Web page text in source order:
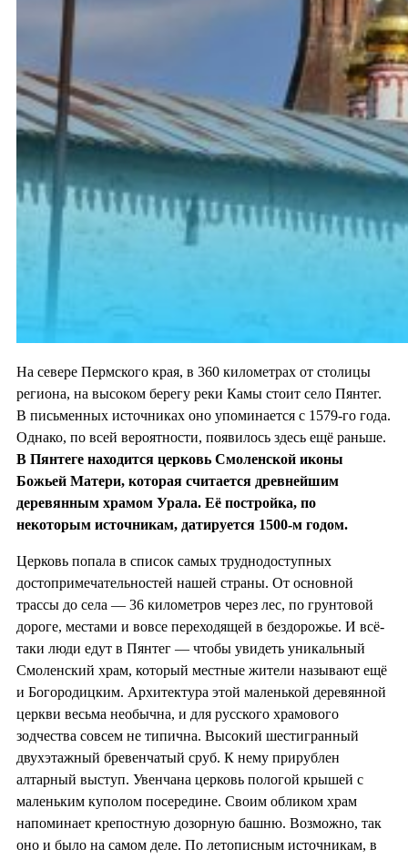
На севере Пермского края, в 360 километрах от столицы
региона, на высоком берегу реки Камы стоит село Пянтег.
В письменных источниках оно упоминается с 1579-го года.
Однако, по всей вероятности, появилось здесь ещё раньше.
В Пянтеге находится церковь Смоленской иконы
Божьей Матери, которая считается древнейшим
деревянным храмом Урала. Её постройка, по
некоторым источникам, датируется 1500-м годом.
Церковь попала в список самых труднодоступных
достопримечательностей нашей страны. От основной
трассы до села — 36 километров через лес, по грунтовой
дороге, местами и вовсе переходящей в бездорожье. И всё-
таки люди едут в Пянтег — чтобы увидеть уникальный
Смоленский храм, который местные жители называют ещё
и Богородицким. Архитектура этой маленькой деревянной
церкви весьма необычна, и для русского храмового
зодчества совсем не типична. Высокий шестигранный
двухэтажный бревенчатый сруб. К нему прирублен
алтарный выступ. Увенчана церковь пологой крышей с
маленьким куполом посередине. Своим обликом храм
напоминает крепостную дозорную башню. Возможно, так
оно и было на самом деле. По летописным источникам, в